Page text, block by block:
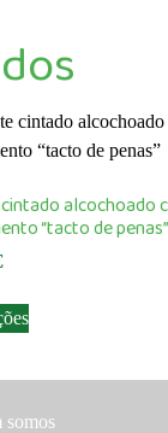
alcochoado
“tacto de penas”
product
multiple
somos